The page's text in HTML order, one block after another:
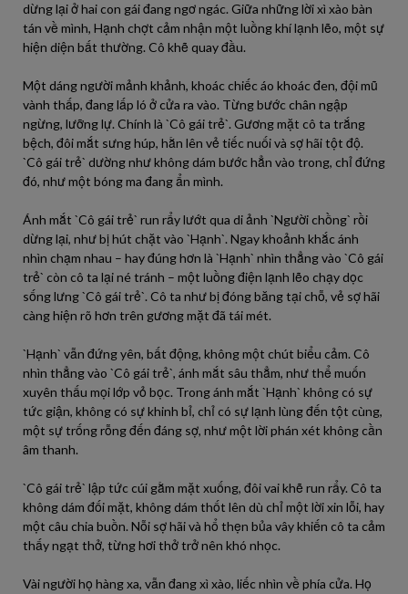
dừng lại ở hai con gái đang ngơ ngác. Giữa những lời xì xào bàn
tán về mình, Hạnh chợt cảm nhận một luồng khí lạnh lẽo, một sự
hiện diện bất thường. Cô khẽ quay đầu.
Một dáng người mảnh khảnh, khoác chiếc áo khoác đen, đội mũ
vành thấp, đang lấp ló ở cửa ra vào. Từng bước chân ngập
ngừng, lưỡng lự. Chính là `Cô gái trẻ`. Gương mặt cô ta trắng
bệch, đôi mắt sưng húp, hằn lên vẻ tiếc nuối và sợ hãi tột độ.
`Cô gái trẻ` dường như không dám bước hẳn vào trong, chỉ đứng
đó, như một bóng ma đang ẩn mình.
Ánh mắt `Cô gái trẻ` run rẩy lướt qua di ảnh `Người chồng` rồi
dừng lại, như bị hút chặt vào `Hạnh`. Ngay khoảnh khắc ánh
nhìn chạm nhau – hay đúng hơn là `Hạnh` nhìn thẳng vào `Cô gái
trẻ` còn cô ta lại né tránh – một luồng điện lạnh lẽo chạy dọc
sống lưng `Cô gái trẻ`. Cô ta như bị đóng băng tại chỗ, vẻ sợ hãi
càng hiện rõ hơn trên gương mặt đã tái mét.
`Hạnh` vẫn đứng yên, bất động, không một chút biểu cảm. Cô
nhìn thẳng vào `Cô gái trẻ`, ánh mắt sâu thẳm, như thể muốn
xuyên thấu mọi lớp vỏ bọc. Trong ánh mắt `Hạnh` không có sự
tức giận, không có sự khinh bỉ, chỉ có sự lạnh lùng đến tột cùng,
một sự trống rỗng đến đáng sợ, như một lời phán xét không cần
âm thanh.
`Cô gái trẻ` lập tức cúi gằm mặt xuống, đôi vai khẽ run rẩy. Cô ta
không dám đối mặt, không dám thốt lên dù chỉ một lời xin lỗi, hay
một câu chia buồn. Nỗi sợ hãi và hổ thẹn bủa vây khiến cô ta cảm
thấy ngạt thở, từng hơi thở trở nên khó nhọc.
Vài người họ hàng xa, vẫn đang xì xào, liếc nhìn về phía cửa. Họ